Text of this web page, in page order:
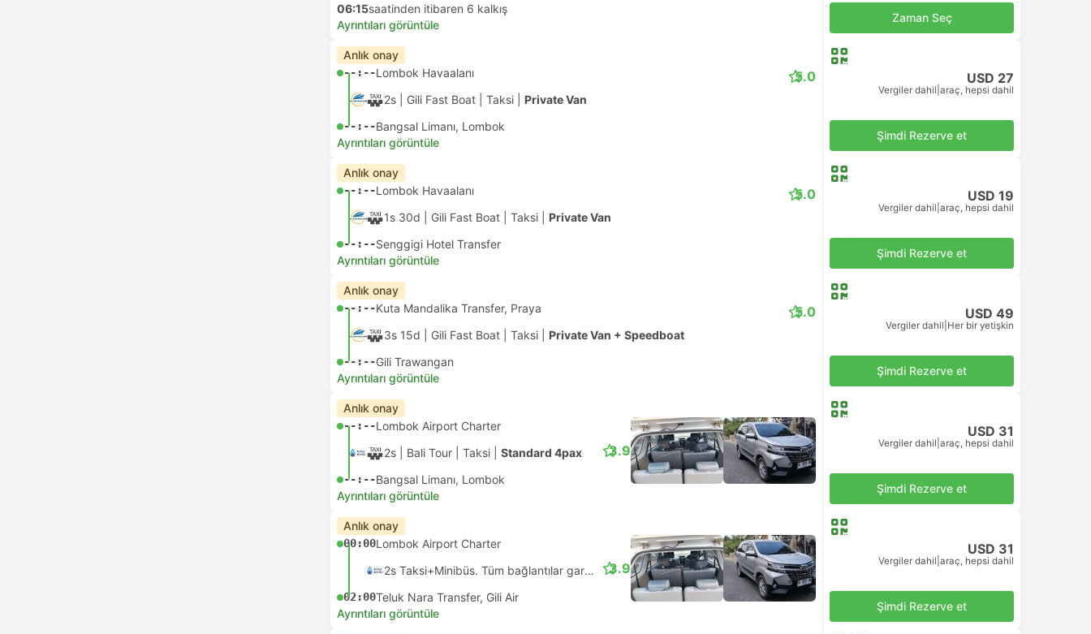
06:15saatinden itibaren 6 kalkış
Ayrıntıları görüntüle
Zaman Seç
Anlık onay
--:--Lombok Havaalanı
2s | Gili Fast Boat Taksi Private Van
--:--Bangsal Limanı, Lombok
5.0
Ayrıntıları görüntüle
USD 27
Vergiler dahil araç, hepsi dahil
Şimdi Rezerve et
Anlık onay
--:--Lombok Havaalanı
1s 30d | Gili Fast Boat Taksi Private Van
--:--Senggigi Hotel Transfer
5.0
Ayrıntıları görüntüle
USD 19
Vergiler dahil araç, hepsi dahil
Şimdi Rezerve et
Anlık onay
--:--Kuta Mandalika Transfer, Praya
3s 15d | Gili Fast Boat Taksi Private Van + Speedboat
--:--Gili Trawangan
5.0
Ayrıntıları görüntüle
USD 49
Vergiler dahil Her bir yetişkin
Şimdi Rezerve et
Anlık onay
--:--Lombok Airport Charter
2s | Bali Tour Taksi Standard 4pax
--:--Bangsal Limanı, Lombok
3.9
Ayrıntıları görüntüle
USD 31
Vergiler dahil araç, hepsi dahil
Şimdi Rezerve et
Anlık onay
00:00Lombok Airport Charter
2s Taksi+Minibüs. Tüm bağlantılar garantili
02:00Teluk Nara Transfer, Gili Air
3.9
Ayrıntıları görüntüle
USD 31
Vergiler dahil araç, hepsi dahil
Şimdi Rezerve et